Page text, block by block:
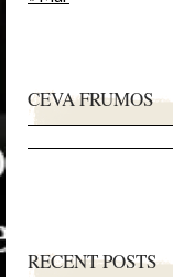
CEVA FRUMOS
RECENT POSTS